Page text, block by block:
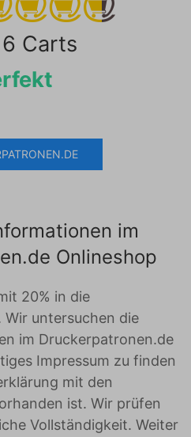
Carts
im
Onlineshop
20% in die
untersuchen die
im Druckerpatronen.de
Impressum zu finden
mit den
ist. Wir prüfen
Vollständigkeit. Weiter